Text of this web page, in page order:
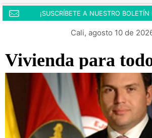
¡SUSCRÍBETE A NUESTRO
Cali, agosto 10 de
Vivienda para